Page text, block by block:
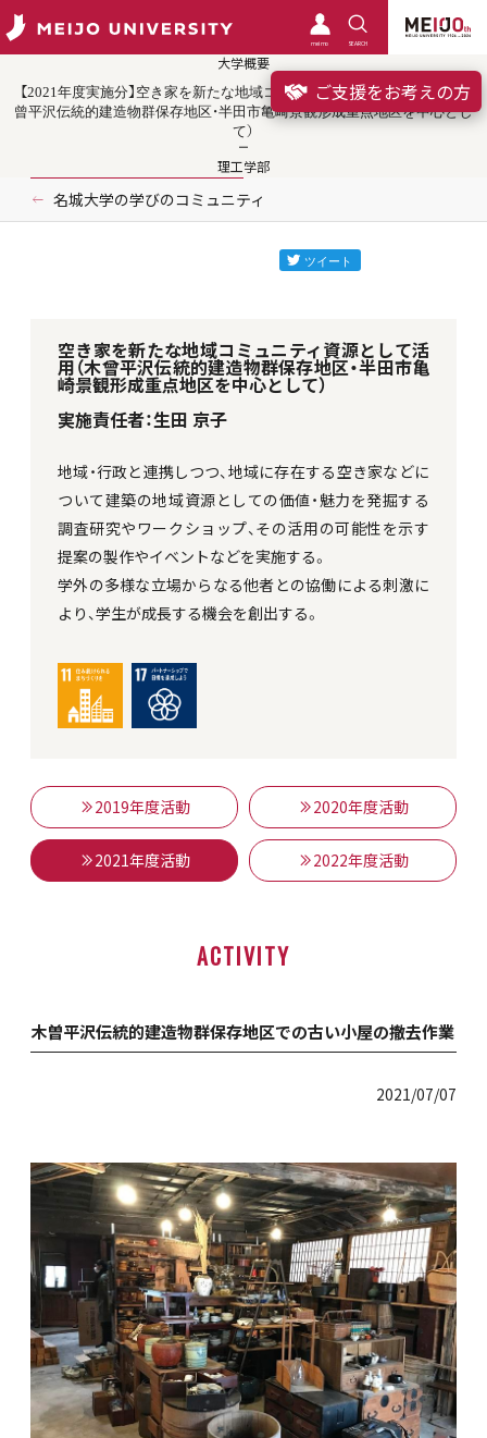
meimo SEARCH
ご支援をお考えの方
大学概要
【2021年度実施分】空き家を新たな地域コミュニティ資源として活用（木
曾平沢伝統的建造物群保存地区・半田市亀崎景観形成重点地区を中心とし
て）
理工学部
名城大学の学びのコミュニティ
空き家を新たな地域コミュニティ資源として活
用（木曾平沢伝統的建造物群保存地区・半田市亀
崎景観形成重点地区を中心として）
実施責任者：生田 京子
地域・行政と連携しつつ、地域に存在する空き家などに
ついて建築の地域資源としての価値・魅力を発掘する
調査研究やワークショップ、その活用の可能性を示す
提案の製作やイベントなどを実施する。
学外の多様な立場からなる他者との協働による刺激に
より、学生が成長する機会を創出する。
2019年度活動 2020年度活動
2021年度活動 2022年度活動
ACTIVITY
木曽平沢伝統的建造物群保存地区での古い小屋の撤去作業
2021/07/07